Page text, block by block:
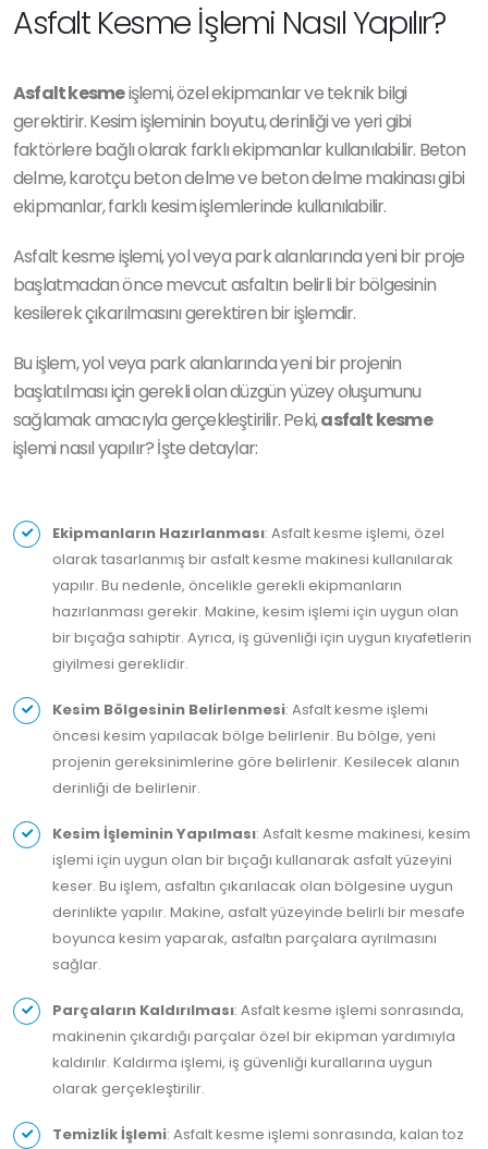
Asfalt Kesme İşlemi Nasıl Yapılır?
Asfalt kesmeişlemi, özel ekipmanlar ve teknik bilgi
gerektirir. Kesim işleminin boyutu, derinliği ve yeri gibi
faktörlere bağlı olarak farklı ekipmanlar kullanılabilir. Beton
delme, karotçu beton delme ve beton delme makinası gibi
ekipmanlar, farklı kesim işlemlerinde kullanılabilir.
Asfalt kesme işlemi, yol veya park alanlarında yeni bir proje
başlatmadan önce mevcut asfaltın belirli bir bölgesinin
kesilerek çıkarılmasını gerektiren bir işlemdir.
Bu işlem, yol veya park alanlarında yeni bir projenin
başlatılması için gerekli olan düzgün yüzey oluşumunu
sağlamak amacıyla gerçekleştirilir. Peki,asfalt kesme
işlemi nasıl yapılır? İşte detaylar:
Ekipmanların Hazırlanması: Asfalt kesme işlemi, özel
olarak tasarlanmış bir asfalt kesme makinesi kullanılarak
yapılır. Bu nedenle, öncelikle gerekli ekipmanların
hazırlanması gerekir. Makine, kesim işlemi için uygun olan
bir bıçağa sahiptir. Ayrıca, iş güvenliği için uygun kıyafetlerin
giyilmesi gereklidir.
Kesim Bölgesinin Belirlenmesi: Asfalt kesme işlemi
öncesi kesim yapılacak bölge belirlenir. Bu bölge, yeni
projenin gereksinimlerine göre belirlenir. Kesilecek alanın
derinliği de belirlenir.
Kesim İşleminin Yapılması: Asfalt kesme makinesi, kesim
işlemi için uygun olan bir bıçağı kullanarak asfalt yüzeyini
keser. Bu işlem, asfaltın çıkarılacak olan bölgesine uygun
derinlikte yapılır. Makine, asfalt yüzeyinde belirli bir mesafe
boyunca kesim yaparak, asfaltın parçalara ayrılmasını
sağlar.
Parçaların Kaldırılması: Asfalt kesme işlemi sonrasında,
makinenin çıkardığı parçalar özel bir ekipman yardımıyla
kaldırılır. Kaldırma işlemi, iş güvenliği kurallarına uygun
olarak gerçekleştirilir.
Temizlik İşlemi: Asfalt kesme işlemi sonrasında, kalan toz